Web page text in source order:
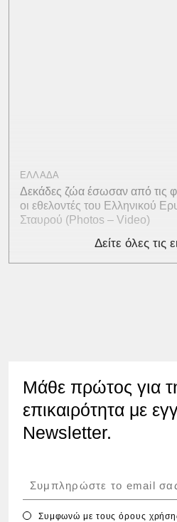
ΕΛΛΑΔΑ
Δεκάδες ζώα έσωσαν από τις
οι εθελοντές του Ελληνικού
Σταυρού (Photos – Video)
Δείτε όλες τις
Μάθε πρώτος για
επικαιρότητα με
Newsletter.
Συμφωνώ με τουςόρους